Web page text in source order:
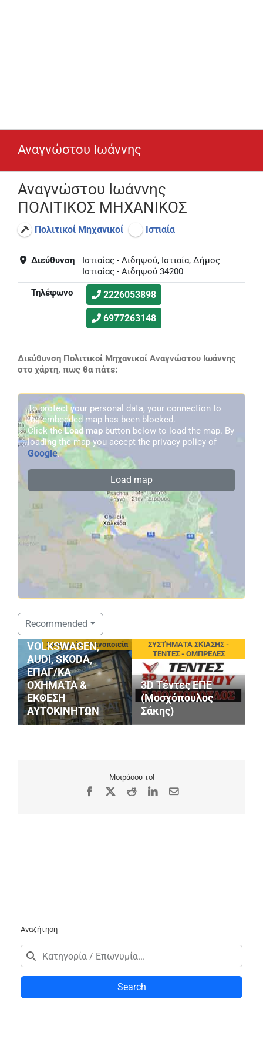
Αναγνώστου Ιωάννης
Αναγνώστου Ιωάννης
ΠΟΛΙΤΙΚΟΣ ΜΗΧΑΝΙΚΟΣ
Πολιτικοί Μηχανικοί Ιστιαία
Διεύθυνση
Ιστιαίας - Αιδηψού, Ιστιαία, Δήμος
Ιστιαίας - Αιδηψού 34200
Τηλέφωνο
2226053898
6977263148
Διεύθυνση Πολιτικοί Μηχανικοί Αναγνώστου Ιωάννης
στο χάρτη, πως θα πάτε:
To protect your personal data, your connection to
the embedded map has been blocked.
Click theLoad map button below to load the map. By
loading the map you accept the privacy policy of
Google.
Load map
Recommended
Συνεργεία - Φανοποιεία
ΣΤΑΘΟΠΟΥΛΟΣ
SERVICE
VOLKSWAGEN,
AUDI, SKODA,
ΕΠΑΓ/ΚΑ
ΟΧΗΜΑΤΑ &
ΕΚΘΕΣΗ
ΑΥΤΟΚΙΝΗΤΩΝ
ΣΥΣΤΉΜΑΤΑ ΣΚΊΑΣΗΣ -
ΤΕΝΤΕΣ - ΟΜΠΡΕΛΕΣ
3D Τέντες ΕΠΕ
(Μοσχόπουλος
Σάκης)
Μοιράσου το!
Facebook RedditLinkedIn
Email
Αναζήτηση
Search